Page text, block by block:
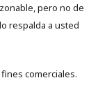
pero no de
respalda a usted
comerciales.